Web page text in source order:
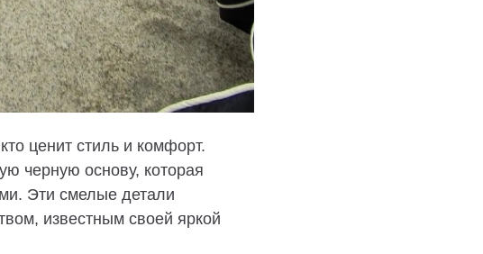
ценит стиль и комфорт.
черную основу, которая
Эти смелые детали
известным своей яркой